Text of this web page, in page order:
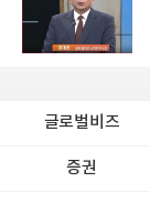
글로벌비즈
증권